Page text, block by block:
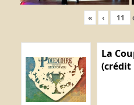
« ‹
La
(crédit